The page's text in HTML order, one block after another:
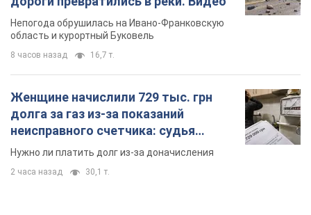
Непогода обрушилась на Ивано-Франковскую
область и курортный Буковель
8 часов назад 16,7 т.
Женщине начислили 729 тыс. грн
долга за газ из-за показаний
неисправного счетчика: судья
вынес неожиданное решение
Нужно ли платить долг из-за доначисления
2 часа назад 30,1 т.